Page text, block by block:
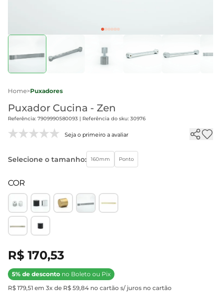
Home>Puxadores
Puxador Cucina - Zen
Referência: 7909990580093 | Referência do sku: 30976
Seja o primeiro a avaliar
Selecione o tamanho: 160mm Ponto
COR
R$ 170,53
5% de desconto no Boleto ou Pix
R$ 179,51 em 3x de R$ 59,84 no cartão s/ juros no cartão